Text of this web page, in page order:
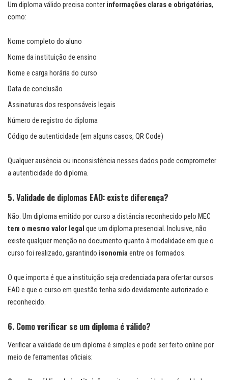
Um diploma válido precisa conter informações claras e obrigatórias,
como:
Nome completo do aluno
Nome da instituição de ensino
Nome e carga horária do curso
Data de conclusão
Assinaturas dos responsáveis legais
Número de registro do diploma
Código de autenticidade (em alguns casos, QR Code)
Qualquer ausência ou inconsistência nesses dados pode comprometer
a autenticidade do diploma.
5. Validade de diplomas EAD: existe diferença?
Não. Um diploma emitido por curso a distância reconhecido pelo MEC
tem o mesmo valor legal que um diploma presencial. Inclusive, não
existe qualquer menção no documento quanto à modalidade em que o
curso foi realizado, garantindo isonomia entre os formados.
O que importa é que a instituição seja credenciada para ofertar cursos
EAD e que o curso em questão tenha sido devidamente autorizado e
reconhecido.
6. Como verificar se um diploma é válido?
Verificar a validade de um diploma é simples e pode ser feito online por
meio de ferramentas oficiais: